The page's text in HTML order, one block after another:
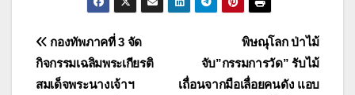
แนะแนว
เรื่อง
พิษณุโลก ป่าไม้
จับ”กรรมการวัด” รับไม้
เถื่อนจากมือเลื่อยคนดัง แอบ
กองทัพภาคที่ 3 จัด
กิจกรรมเฉลิมพระเกียรติ
สมเด็จพระนางเจ้าฯ